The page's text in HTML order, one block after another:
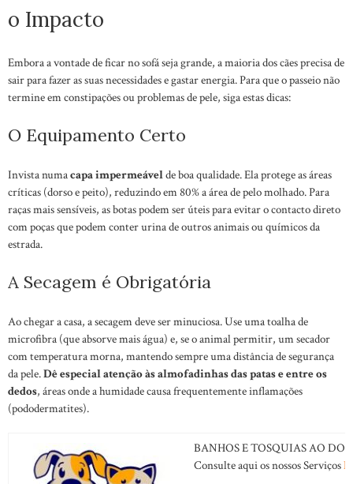
o Impacto
Embora a vontade de ficar no sofá seja grande, a maioria dos cães precisa de
sair para fazer as suas necessidades e gastar energia. Para que o passeio não
termine em constipações ou problemas de pele, siga estas dicas:
O Equipamento Certo
Invista numacapa impermeávelde boa qualidade. Ela protege as áreas
críticas (dorso e peito), reduzindo em 80% a área de pelo molhado. Para
raças mais sensíveis, as botas podem ser úteis para evitar o contacto direto
com poças que podem conter urina de outros animais ou químicos da
estrada.
A Secagem é Obrigatória
Ao chegar a casa, a secagem deve ser minuciosa. Use uma toalha de
microfibra (que absorve mais água) e, se o animal permitir, um secador
com temperatura morna, mantendo sempre uma distância de segurança
da pele.Dê especial atenção às almofadinhas das patas e entre os
dedos, áreas onde a humidade causa frequentemente inflamações
(pododermatites).
BANHOS E TOSQUIAS AO
Consulte aqui os nossos Serviços